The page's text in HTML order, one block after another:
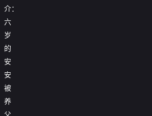
介：
六
岁
的
安
安
被
养